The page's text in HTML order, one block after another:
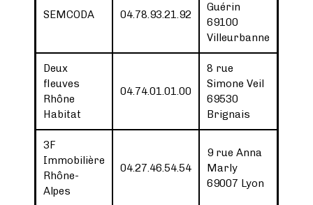
SEMCODA 04.78.93.21.92
Guérin
69100
Villeurbanne
Deux
fleuves
Rhône
Habitat
04.74.01.01.00
8 rue
Simone Veil
69530
Brignais
3F
Immobilière
Rhône-
Alpes
04.27.46.54.54
9 rue Anna
Marly
69007 Lyon